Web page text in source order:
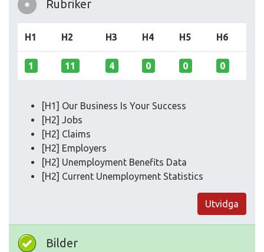
Rubriker
H1 H2 H3 H4 H5 H6
1 11 4 0 0 0
[H1] Our Business Is Your Success
[H2] Jobs
[H2] Claims
[H2] Employers
[H2] Unemployment Benefits Data
[H2] Current Unemployment Statistics
Utvidga
Bilder